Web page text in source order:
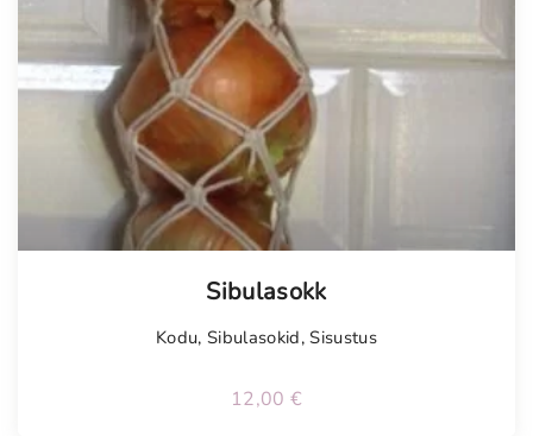
Sibulasokk
Kodu,Sibulasokid,Sisustus
12,00 €